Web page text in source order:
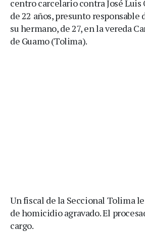
centro carcelario contra José Luis
de 22 años, presunto
su hermano, de 27, en la vereda
de Guamo (Tolima).
Un fiscal de la Seccional Tolima
de homicidio agravado. El
cargo.